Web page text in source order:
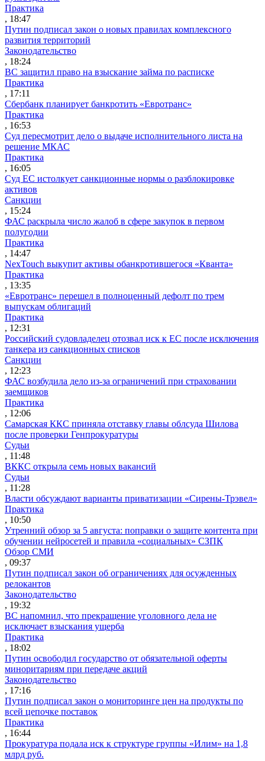
Практика
, 18:47
Путин подписал закон о новых правилах комплексного
развития территорий
Законодательство
, 18:24
ВС защитил право на взыскание займа по расписке
Практика
, 17:11
Сбербанк планирует банкротить «Евротранс»
Практика
, 16:53
Суд пересмотрит дело о выдаче исполнительного листа на
решение МКАС
Практика
, 16:05
Суд ЕС истолкует санкционные нормы о разблокировке
активов
Санкции
, 15:24
ФАС раскрыла число жалоб в сфере закупок в первом
полугодии
Практика
, 14:47
NexTouch выкупит активы обанкротившегося «Кванта»
Практика
, 13:35
«Евротранс» перешел в полноценный дефолт по трем
выпускам облигаций
Практика
, 12:31
Российский судовладелец отозвал иск к ЕС после исключения
танкера из санкционных списков
Санкции
, 12:23
ФАС возбудила дело из-за ограничений при страховании
заемщиков
Практика
, 12:06
Самарская ККС приняла отставку главы облсуда Шилова
после проверки Генпрокуратуры
Судьи
, 11:48
ВККС открыла семь новых вакансий
Судьи
, 11:28
Власти обсуждают варианты приватизации «Сирены-Трэвел»
Практика
, 10:50
Утренний обзор за 5 августа: поправки о защите контента при
обучении нейросетей и правила «социальных» СЗПК
Обзор СМИ
, 09:37
Путин подписал закон об ограничениях для осужденных
релокантов
Законодательство
, 19:32
ВС напомнил, что прекращение уголовного дела не
исключает взыскания ущерба
Практика
, 18:02
Путин освободил государство от обязательной оферты
миноритариям при передаче акций
Законодательство
, 17:16
Путин подписал закон о мониторинге цен на продукты по
всей цепочке поставок
Практика
, 16:44
Прокуратура подала иск к структуре группы «Илим» на 1,8
млрд руб.